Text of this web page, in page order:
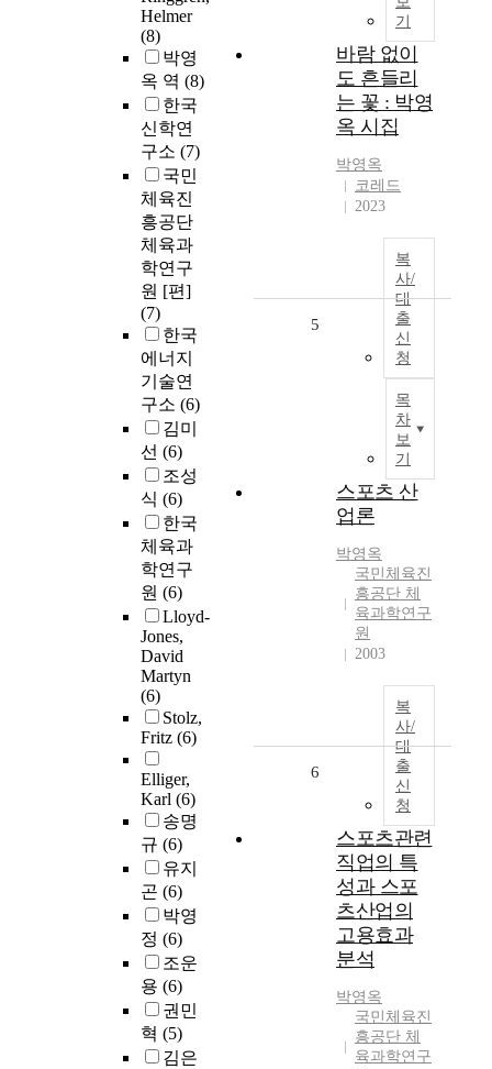
Helmer
(8)
박영
옥 역 (8)
한국
신학연
구소 (7)
국민
체육진
흥공단
체육과
학연구
원 [편]
(7)
한국
에너지
기술연
구소 (6)
김미
선 (6)
조성
식 (6)
한국
체육과
학연구
원 (6)
Lloyd-
Jones,
David
Martyn
(6)
Stolz,
Fritz (6)
Elliger,
Karl (6)
송명
규 (6)
유지
곤 (6)
박영
정 (6)
조운
용 (6)
권민
혁 (5)
김은
기
바람 없이
도 흔들리
는 꽃 : 박영
옥 시집
박영옥
코레드
2023
복
사/
대
출
신
청
목
차
보
기
5
스포츠 산
업론
박영옥
국민체육진
흥공단 체
육과학연구
원
2003
복
사/
대
출
신
청
6
스포츠관련
직업의 특
성과 스포
츠산업의
고용효과
분석
박영옥
국민체육진
흥공단 체
육과학연구